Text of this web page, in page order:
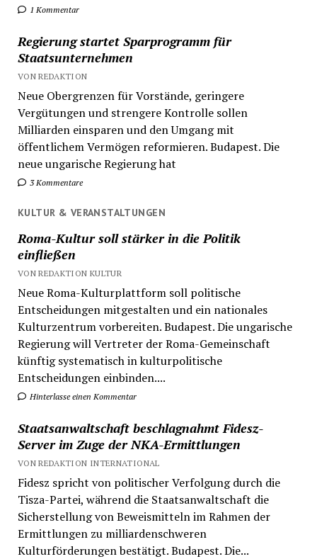
1 Kommentar
Regierung startet Sparprogramm für
Staatsunternehmen
VON REDAKTION
Neue Obergrenzen für Vorstände, geringere
Vergütungen und strengere Kontrolle sollen
Milliarden einsparen und den Umgang mit
öffentlichem Vermögen reformieren. Budapest. Die
neue ungarische Regierung hat
3 Kommentare
KULTUR & VERANSTALTUNGEN
Roma-Kultur soll stärker in die Politik
einfließen
VON REDAKTION KULTUR
Neue Roma-Kulturplattform soll politische
Entscheidungen mitgestalten und ein nationales
Kulturzentrum vorbereiten. Budapest. Die ungarische
Regierung will Vertreter der Roma-Gemeinschaft
künftig systematisch in kulturpolitische
Entscheidungen einbinden....
Hinterlasse einen Kommentar
Staatsanwaltschaft beschlagnahmt Fidesz-
Server im Zuge der NKA-Ermittlungen
VON REDAKTION INTERNATIONAL
Fidesz spricht von politischer Verfolgung durch die
Tisza-Partei, während die Staatsanwaltschaft die
Sicherstellung von Beweismitteln im Rahmen der
Ermittlungen zu milliardenschweren
Kulturförderungen bestätigt. Budapest. Die...